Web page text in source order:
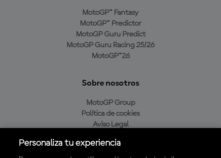
MotoGP™ Fantasy
MotoGP™ Predictor
MotoGP Guru Predict
MotoGP Guru Racing 25/26
MotoGP™26
Sobre nosotros
MotoGP Group
Política de cookies
Aviso Legal
Política de compra
Personaliza tu experiencia